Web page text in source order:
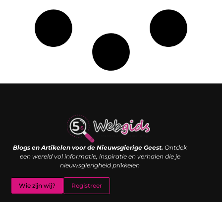
Blogs en Artikelen voor de Nieuwsgierige Geest. Ontdek
een wereld vol informatie, inspiratie en verhalen die je
nieuwsgierigheid prikkelen
Wie zijn wij? Registreer